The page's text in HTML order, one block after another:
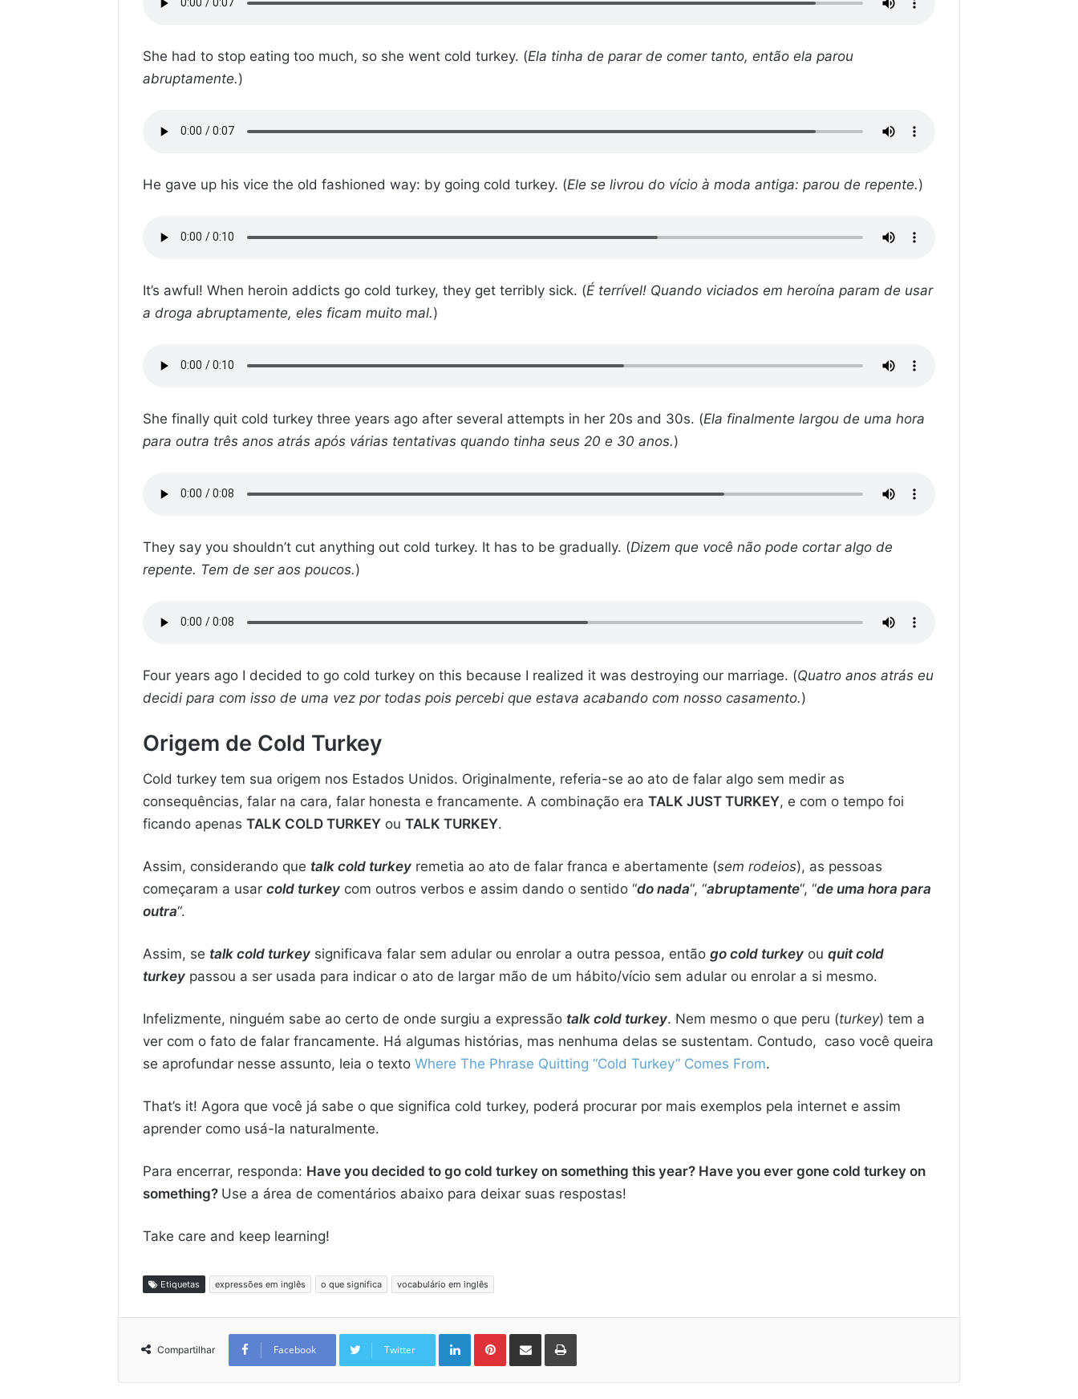
She had to stop eating too much, so she went cold turkey. (Ela tinha de parar de comer tanto, então ela parou
abruptamente.)
He gave up his vice the old fashioned way: by going cold turkey. (Ele se livrou do vício à moda antiga: parou de repente.)
It’s awful! When heroin addicts go cold turkey, they get terribly sick. (É terrível! Quando viciados em heroína param de usar
a droga abruptamente, eles ficam muito mal.)
She finally quit cold turkey three years ago after several attempts in her 20s and 30s. (Ela finalmente largou de uma hora
para outra três anos atrás após várias tentativas quando tinha seus 20 e 30 anos.)
They say you shouldn’t cut anything out cold turkey. It has to be gradually. (Dizem que você não pode cortar algo de
repente. Tem de ser aos poucos.)
Four years ago I decided to go cold turkey on this because I realized it was destroying our marriage. (Quatro anos atrás eu
decidi para com isso de uma vez por todas pois percebi que estava acabando com nosso casamento.)
Origem de Cold Turkey
Cold turkey tem sua origem nos Estados Unidos. Originalmente, referia-se ao ato de falar algo sem medir as
consequências, falar na cara, falar honesta e francamente. A combinação era TALK JUST TURKEY, e com o tempo foi
ficando apenas TALK COLD TURKEY ou TALK TURKEY.
Assim, considerando que talk cold turkey remetia ao ato de falar franca e abertamente (sem rodeios), as pessoas
começaram a usar cold turkey com outros verbos e assim dando o sentido “do nada“, “abruptamente“, “de uma hora para
outra“.
Assim, se talk cold turkey significava falar sem adular ou enrolar a outra pessoa, então go cold turkey ou quit cold
turkey passou a ser usada para indicar o ato de largar mão de um hábito/vício sem adular ou enrolar a si mesmo.
Infelizmente, ninguém sabe ao certo de onde surgiu a expressão talk cold turkey. Nem mesmo o que peru (turkey) tem a
ver com o fato de falar francamente. Há algumas histórias, mas nenhuma delas se sustentam. Contudo, caso você queira
se aprofundar nesse assunto, leia o texto Where The Phrase Quitting “Cold Turkey” Comes From.
That’s it! Agora que você já sabe o que significa cold turkey, poderá procurar por mais exemplos pela internet e assim
aprender como usá-la naturalmente.
Para encerrar, responda: Have you decided to go cold turkey on something this year? Have you ever gone cold turkey on
something? Use a área de comentários abaixo para deixar suas respostas!
Take care and keep learning!
Etiquetas expressões em inglês o que significa vocabulário em inglês
Compartilhar Facebook Twitter
LinkedinPinterest
Compartilhar via e-mail Imprimir